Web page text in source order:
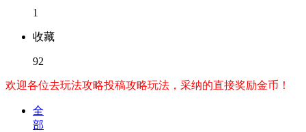
1
收藏
92
欢迎各位去玩法攻略投稿攻略玩法，采纳的直接奖励金币！
全
部